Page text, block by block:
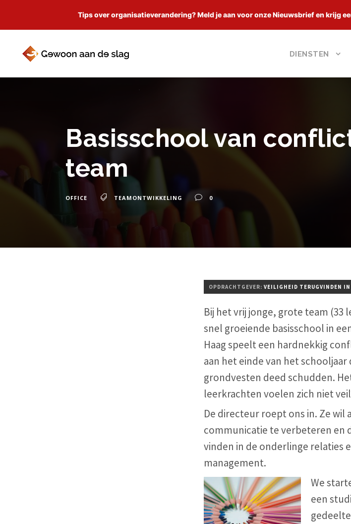
Tips over organisatieverandering? Meld je aan voor onze Nieuwsbrief en krijg
DIENSTEN
Basisschool van
team
OFFICE TEAMONTWIKKELING 0
OPDRACHTGEVER: VEILIGHEID TERUGVINDEN
Bij het vrij jonge, grote team (33
snel groeiende basisschool in
Haag speelt een hardnekkig
aan het einde van het
grondvesten deed schudden.
leerkrachten voelen zich niet
De directeur roept ons in. Ze wil
communicatie te verbeteren en
vinden in de onderlinge relaties
management.
We
een